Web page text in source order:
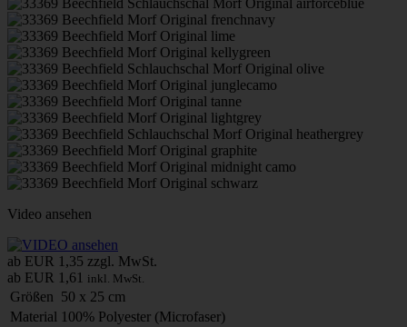
Video ansehen
ab EUR 1,35 zzgl. MwSt.
ab EUR 1,61 inkl. MwSt.
Größen 50 x 25 cm
Material 100% Polyester (Microfaser)